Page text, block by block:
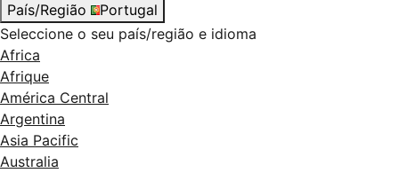
País/Região
Portugal
Seleccione o seu país/região e idioma
Africa
Afrique
América Central
Argentina
Asia Pacific
Australia